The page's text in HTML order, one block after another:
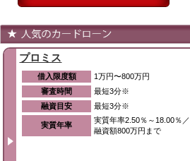
プロミス
借入限度額
1万円〜800万円
審査時間
最短3分※
融資目安
最短3分※
実質年率
実質年率2.50％～18.00％
融資額800万円まで